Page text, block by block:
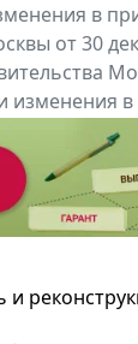
в
от 30
изменения в
от 26